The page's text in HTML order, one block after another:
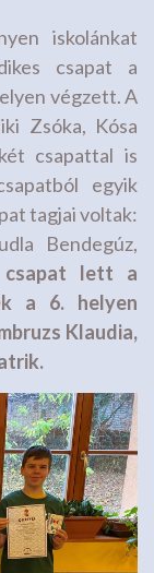
iskolánkat
csapat a
végzett. A
Zsóka, Kósa
csapattal is
egyik
tagjai voltak:
Bendegúz,
csapat lett a
a 6. helyen
Klaudia,